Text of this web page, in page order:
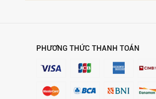
PHƯƠNG THỨC THANH TOÁN